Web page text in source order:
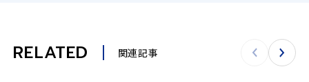
RELATED 関連記事